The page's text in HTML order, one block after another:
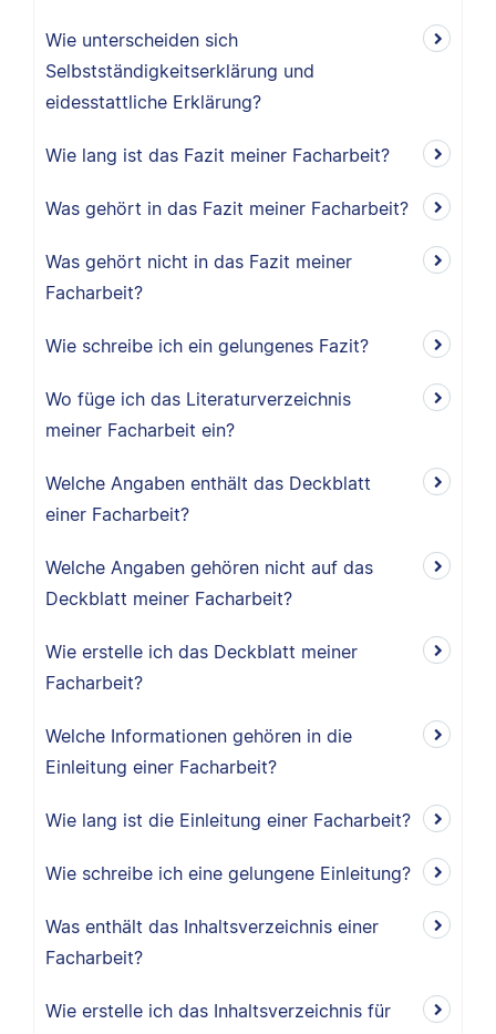
Wie unterscheiden sich
Selbstständigkeitserklärung und
eidesstattliche Erklärung?
Wie lang ist das Fazit meiner Facharbeit?
Was gehört in das Fazit meiner Facharbeit?
Was gehört nicht in das Fazit meiner
Facharbeit?
Wie schreibe ich ein gelungenes Fazit?
Wo füge ich das Literaturverzeichnis
meiner Facharbeit ein?
Welche Angaben enthält das Deckblatt
einer Facharbeit?
Welche Angaben gehören nicht auf das
Deckblatt meiner Facharbeit?
Wie erstelle ich das Deckblatt meiner
Facharbeit?
Welche Informationen gehören in die
Einleitung einer Facharbeit?
Wie lang ist die Einleitung einer Facharbeit?
Wie schreibe ich eine gelungene Einleitung?
Was enthält das Inhaltsverzeichnis einer
Facharbeit?
Wie erstelle ich das Inhaltsverzeichnis für